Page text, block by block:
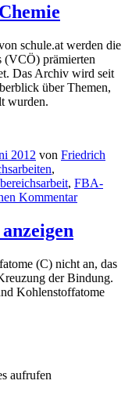
schule.at werden die
(VCÖ) prämierten
Das Archiv wird seit
über Themen,
wurden.
2012 von Friedrich
,
, FBA-
Kommentar
(C) nicht an, das
der Bindung.
Kohlenstoffatome
aufrufen